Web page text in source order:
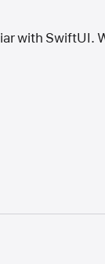
with